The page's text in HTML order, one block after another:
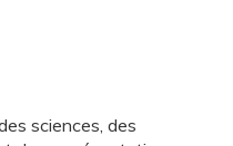
sciences, des